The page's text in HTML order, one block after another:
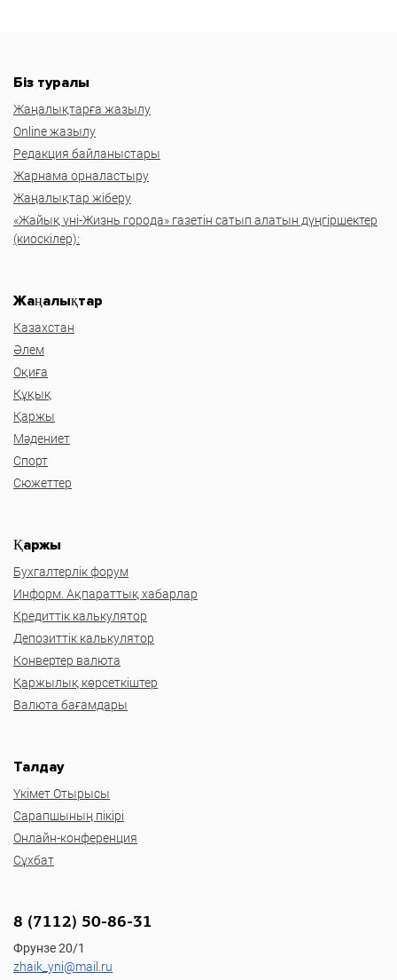
Біз туралы
Жаңалықтарға жазылу
Online жазылу
Редакция байланыстары
Жарнама орналастыру
Жаңалықтар жіберу
«Жайық үні-Жизнь города» газетін сатып алатын дүңгіршектер
(киоскілер):
Жаңалықтар
Казахстан
Әлем
Оқиға
Құқық
Қаржы
Мәдениет
Спорт
Сюжеттер
Қаржы
Бухгалтерлік форум
Информ. Ақпараттық хабарлар
Кредиттік калькулятор
Депозиттік калькулятор
Конвертер валюта
Қаржылық көрсеткіштер
Валюта бағамдары
Талдау
Үкімет Отырысы
Сарапшының пікірі
Онлайн-конференция
Сұхбат
8 (7112) 50-86-31
Фрунзе 20/1
zhaik_yni@mail.ru